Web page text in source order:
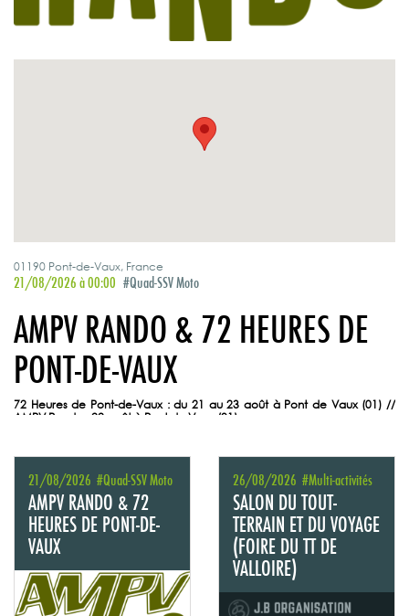
01190 Pont-de-Vaux, France
21/08/2026 à 00:00 #Quad-SSV Moto
AMPV RANDO & 72 HEURES DE
PONT-DE-VAUX
72 Heures de Pont-de-Vaux : du 21 au 23 août à Pont de Vaux (01) //
AMPV Rando : 22 août à Pont de Vaux (01)
Proposées en parallèle des 72 Heures de Pont-de-Vaux et en
partenariat avec le CODEVER, les amateurs de rando pourront
comme chaque année découvrir les chemins nord mâconnais
et du clunysois,le samedi 22 août
. Seul ou accompagné, on
peut venir en Quad, maxi-trail, SSV, dès lors qu’ils sont bien
homologués « route ».
Pour s’inscrire, cliquez-ici.
Jusqu'au 23/08/2026 à 00:00
21/08/2026 #Quad-SSV Moto
AMPV RANDO & 72
HEURES DE PONT-DE-
VAUX
26/08/2026 #Multi-activités
SALON DU TOUT-
TERRAIN ET DU VOYAGE
(FOIRE DU TT DE
VALLOIRE)